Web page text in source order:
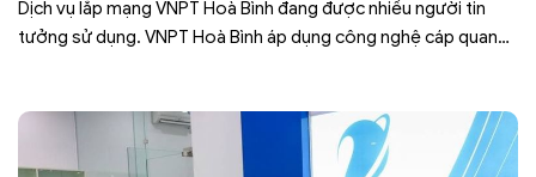
Dịch vụ lắp mạng VNPT Hoà Bình đang được nhiều người tin
tưởng sử dụng. VNPT Hoà Bình áp dụng công nghệ cáp quang
truyền hình hay sử dụng hệ thống…